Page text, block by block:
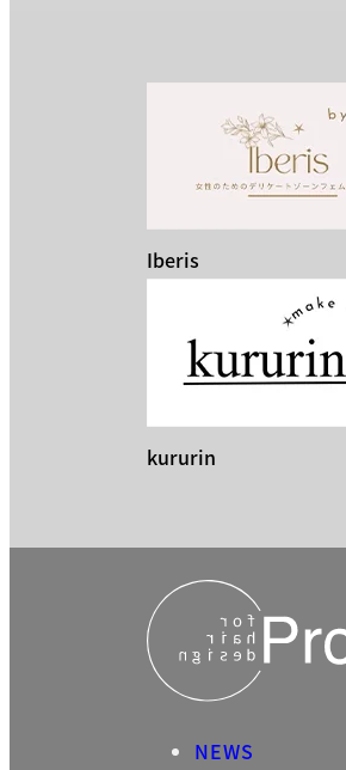
Iberis
kururin
NEWS